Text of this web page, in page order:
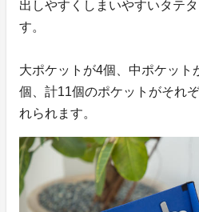
出しやすくしまいやすいタテ
す。
大ポケットが4個、中ポケット
個、計11個のポケットがそれ
れられます。